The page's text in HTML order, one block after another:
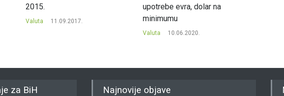
2015.
Valuta 11.09.2017.
upotrebe evra, dolar na
minimumu
Valuta 10.06.2020.
za BiH Najnovije objave